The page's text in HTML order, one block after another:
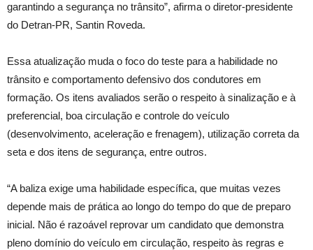
garantindo a segurança no trânsito”, afirma o diretor-presidente
do Detran-PR, Santin Roveda.
Essa atualização muda o foco do teste para a habilidade no
trânsito e comportamento defensivo dos condutores em
formação. Os itens avaliados serão o respeito à sinalização e à
preferencial, boa circulação e controle do veículo
(desenvolvimento, aceleração e frenagem), utilização correta da
seta e dos itens de segurança, entre outros.
“A baliza exige uma habilidade específica, que muitas vezes
depende mais de prática ao longo do tempo do que de preparo
inicial. Não é razoável reprovar um candidato que demonstra
pleno domínio do veículo em circulação, respeito às regras e